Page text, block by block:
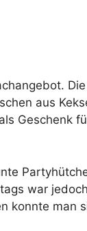
aus
Geschenk
war
konnte man